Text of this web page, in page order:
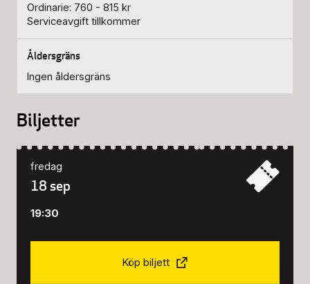
Ordinarie: 760 - 815 kr
Serviceavgift tillkommer
Ingen åldersgräns
Biljetter
fredag
18 sep
19:30
Köp biljett